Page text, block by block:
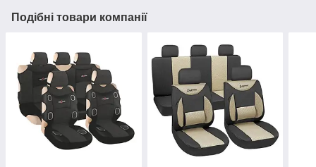
Подібні товари компанії